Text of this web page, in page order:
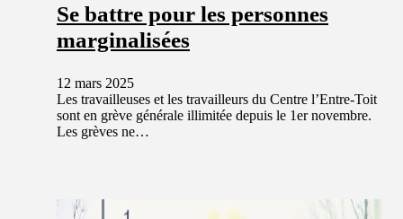
Se battre pour les personnes
marginalisées
12 mars 2025
Les travailleuses et les travailleurs du Centre l’Entre-Toit
sont en grève générale illimitée depuis le 1er novembre.
Les grèves ne…